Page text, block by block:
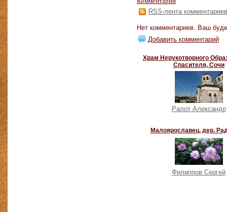
RSS-лента комментариев
Нет комментариев. Ваш
Добавить комментарий
Храм Нерукотворного
Спасителя, Сочи
Ралот Александр
Малоярославец, дер.
Филиппов Сергей